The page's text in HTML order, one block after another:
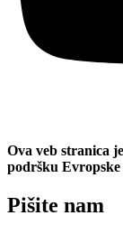
Ova veb stranica
podršku
Pišite nam